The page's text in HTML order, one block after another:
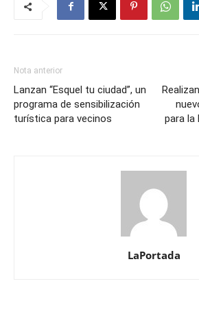
Nota anterior
Lanzan “Esquel tu ciudad”, un
programa de sensibilización
turística para vecinos
para la
LaPortada